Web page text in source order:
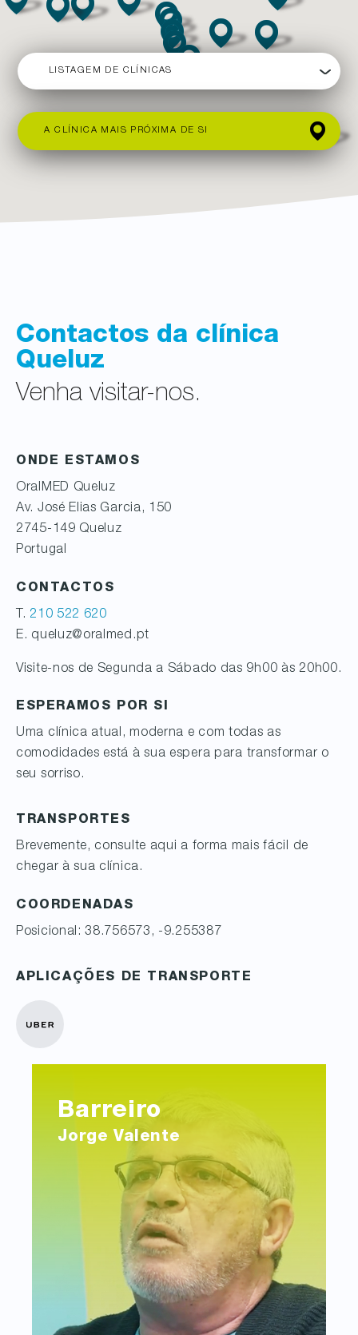
LISTAGEM DE CLÍNICAS
A CLÍNICA MAIS PRÓXIMA DE SI
Contactos da clínica
Queluz
Venha visitar-nos.
ONDE ESTAMOS
OralMED Queluz
Av. José Elias Garcia, 150
2745-149 Queluz
Portugal
CONTACTOS
T. 210 522 620
E. queluz@oralmed.pt
Visite-nos de Segunda a Sábado das 9h00 às 20h00.
ESPERAMOS POR SI
Uma clínica atual, moderna e com todas as
comodidades está à sua espera para transformar o
seu sorriso.
TRANSPORTES
Brevemente, consulte aqui a forma mais fácil de
chegar à sua clínica.
COORDENADAS
Posicional: 38.756573, -9.255387
APLICAÇÕES DE TRANSPORTE
Barreiro
Jorge Valente